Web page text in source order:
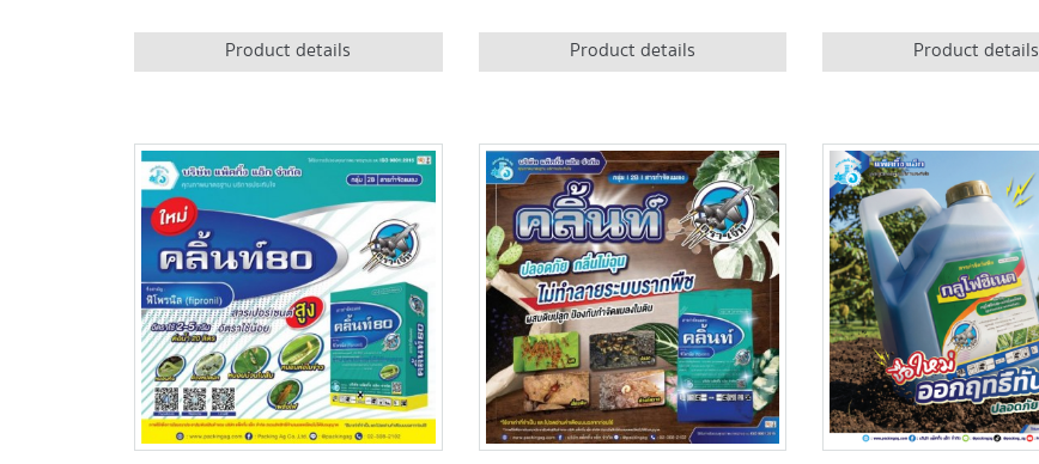
Product details Product details Product details